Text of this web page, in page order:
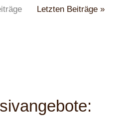
Letzten Beiträge »